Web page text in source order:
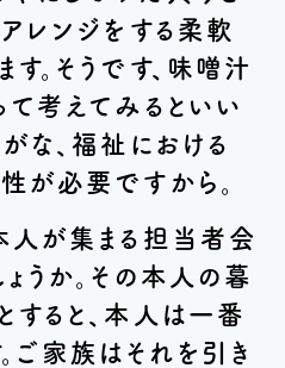
レンジをする柔軟
。そうです、味噌汁
考えてみるといい
な、福祉における
が必要ですから。
人が集まる担当者会
うか。その本人の暮
すると、本人は一番
ご家族はそれを引き